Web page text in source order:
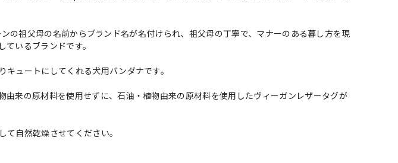
の祖父母の名前からブランド名が名付けられ、祖父母の丁寧で、マナーのある暮し方を現
いるブランドです。
ュートにしてくれる犬用バンダナです。
由来の原材料を使用せずに、石油・植物由来の原材料を使用したヴィーガンレザータグが
自然乾燥させてください。